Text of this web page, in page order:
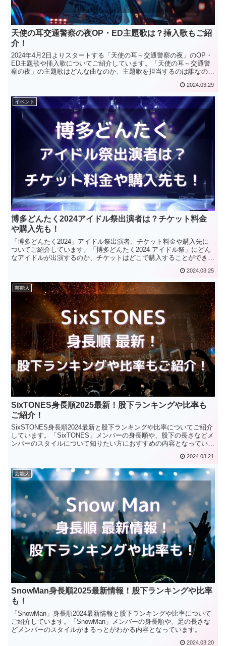
天使の耳交通警察の夜OP・ED主題歌は？挿入歌もご紹
介！
2024年4月2日よりスタートする「天使の耳～交通警察の夜」のOP・
ED主題歌や挿入歌についてご紹介しています。「天使の耳～交通警
察の夜」の主題歌はどんな曲なのか、主題歌を担当するのは誰なのか
2024.03.29
イベント
博多どんたく2024アイドル祭出演者は？チケット料金
や購入先も！
「博多どんたく2024」アイドル祭出演者、チケット料金や購入先に
ついてご紹介しています。「博多どんたく2024 アイドル祭」にどん
なアイドルが出演するのか、チケットはどこで購入することができる
2024.03.25
芸能人
SixTONES身長順2025最新！股下ランキングや比率も
ご紹介！
SixSTONES身長順2024最新と股下ランキングや比率についてご紹介
しています。「SixTONES」メンバーの身長順や、股下の長さなどメ
ンバーのスタイルについて知りたい方におすすめの内容となっていま
2024.03.21
芸能人
SnowMan身長順2025最新情報！股下ランキングや比率
も！
「SnowMan」身長順2024最新情報と股下ランキングや比率について
ご紹介しています。「SnowMan」メンバーの身長順や、足の長さな
どメンバーのスタイルがまるっとがわかる内容となっています。
2024.03.20